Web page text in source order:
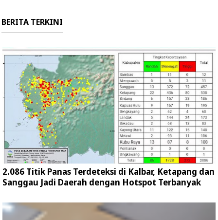
BERITA TERKINI
2.086 Titik Panas Terdeteksi di Kalbar, Ketapang dan
Sanggau Jadi Daerah dengan Hotspot Terbanyak